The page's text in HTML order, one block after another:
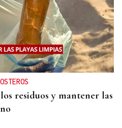
residuos y mantener las